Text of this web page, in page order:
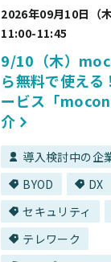
2026年09月10日（木
11:00-11:45
9/10（木）
ら無料で使える
ービス「
介
導入検討中の企
BYOD
DX
セキュリティ
テレワーク